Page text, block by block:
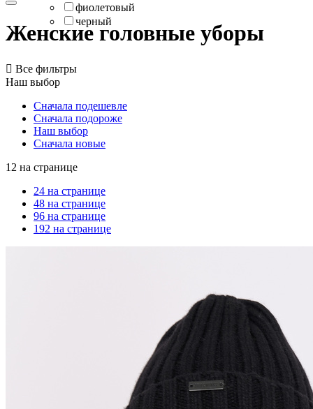
фиолетовый
черный
Женские головные уборы
 Все фильтры
Наш выбор
Сначала подешевле
Сначала подороже
Наш выбор
Сначала новые
12 на странице
24 на странице
48 на странице
96 на странице
192 на странице